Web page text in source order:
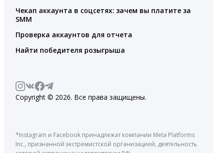
Чекап аккаунта в соцсетях: зачем вы платите за
SMM
Проверка аккаунтов для отчета
Найти победителя розыгрыша
Copyright © 2026. Все права защищены.
*Instagram и Facebook принадлежат компании Meta Platforms
Inc., признанной экстремистской организацией, деятельность